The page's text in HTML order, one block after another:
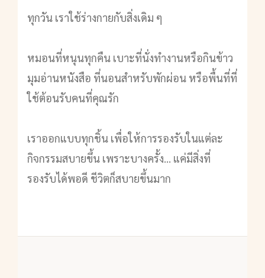
ทุกวัน เราใช้ร่างกายกับสิ่งเดิม ๆ
หมอนที่หนุนทุกคืน เบาะที่นั่งทำงานหรือกินข้าว
มุมอ่านหนังสือ ที่นอนสำหรับพักผ่อน หรือพื้นที่ที่
ใช้ต้อนรับคนที่คุณรัก
เราออกแบบทุกชิ้น เพื่อให้การรองรับในแต่ละ
กิจกรรมสบายขึ้น เพราะบางครั้ง... แค่มีสิ่งที่
รองรับได้พอดี ชีวิตก็สบายขึ้นมาก